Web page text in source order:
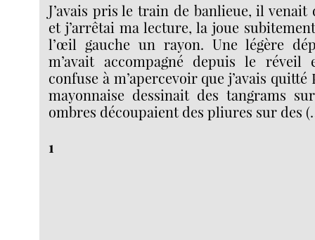
J’avais pris le train de banlieue, il
et j’arrêtai ma lecture, la joue
l’œil gauche un rayon. Une légère
m’avait accompagné depuis le réveil
confuse à m’apercevoir que j’avais
mayonnaise dessinait des tangrams
ombres découpaient des pliures sur des
1